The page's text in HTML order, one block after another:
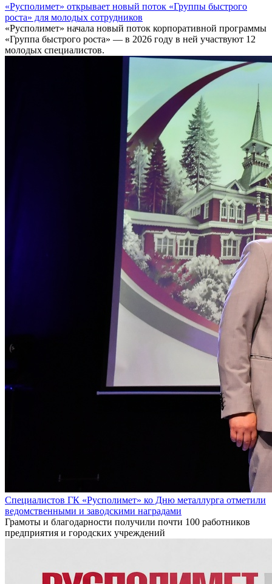
«Русполимет» открывает новый поток «Группы быстрого
роста» для молодых сотрудников
«Русполимет» начала новый поток корпоративной программы
«Группа быстрого роста» — в 2026 году в ней участвуют 12
молодых специалистов.
Специалистов ГК «Русполимет» ко Дню металлурга отметили
ведомственными и заводскими наградами
Грамоты и благодарности получили почти 100 работников
предприятия и городских учреждений